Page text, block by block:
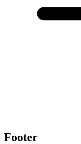
Footer